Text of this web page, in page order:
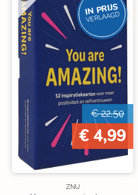
IN PRIJS
VERLAAGD
€ 22,50
€ 4,99
ZNU